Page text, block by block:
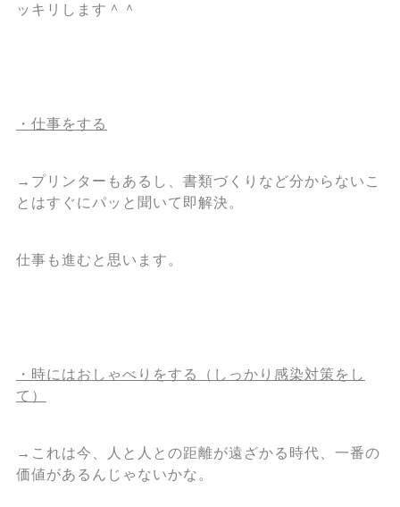
ッキリします＾＾
・仕事をする
→プリンターもあるし、書類づくりなど分からないこ
とはすぐにパッと聞いて即解決。
仕事も進むと思います。
・時にはおしゃべりをする（しっかり感染対策をし
て）
→これは今、人と人との距離が遠ざかる時代、一番の
価値があるんじゃないかな。